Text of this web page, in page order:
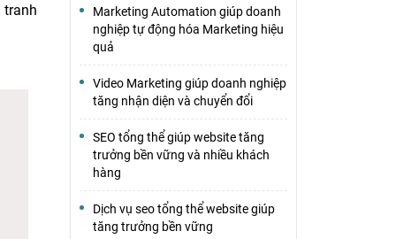
tranh
Marketing Automation giúp doanh
nghiệp tự động hóa Marketing hiệu
quả
Video Marketing giúp doanh nghiệp
tăng nhận diện và chuyển đổi
SEO tổng thể giúp website tăng
trưởng bền vững và nhiều khách
hàng
Dịch vụ seo tổng thể website giúp
tăng trưởng bền vững